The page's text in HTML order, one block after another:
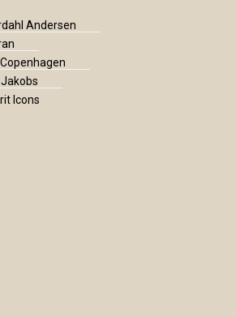
Andersen
Icons